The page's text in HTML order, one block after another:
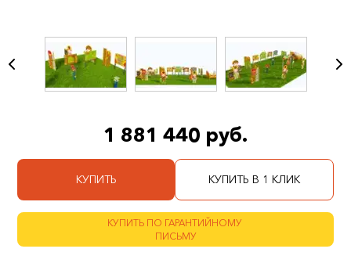
1 881 440 руб.
КУПИТЬ КУПИТЬ В 1 КЛИК
КУПИТЬ ПО ГАРАНТИЙНОМУ
ПИСЬМУ